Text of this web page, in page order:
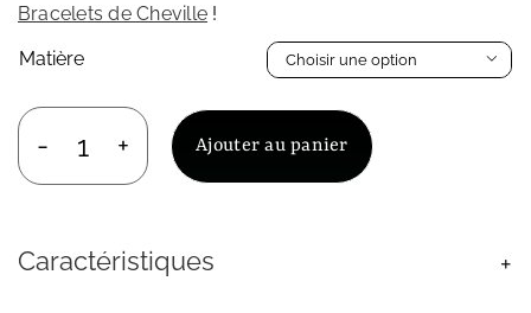
Bracelets de Cheville !
Matière

quantité
de
Acier
Ajouter au panier
Caractéristiques